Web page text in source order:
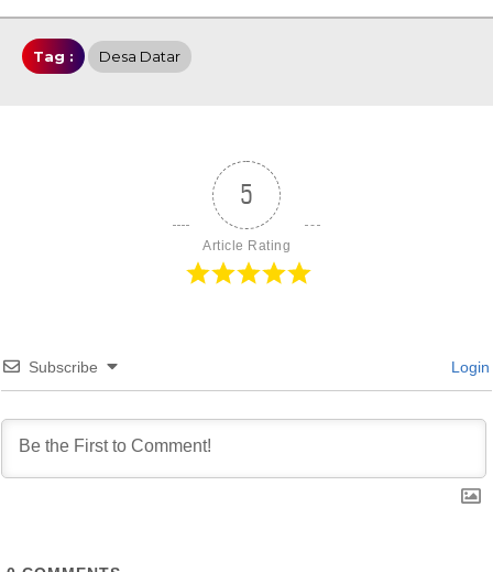
Tag : Desa Datar
5
Article Rating
Subscribe Login